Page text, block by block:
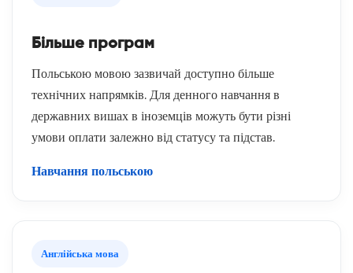
Більше програм
Польською мовою зазвичай доступно більше
технічних напрямків. Для денного навчання в
державних вишах в іноземців можуть бути різні
умови оплати залежно від статусу та підстав.
Навчання польською
Англійська мова